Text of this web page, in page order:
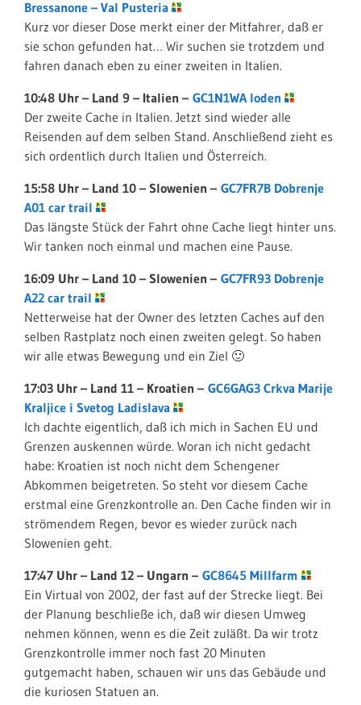
Bressanone – Val Pusteria
Kurz vor dieser Dose merkt einer der Mitfahrer, daß er
sie schon gefunden hat… Wir suchen sie trotzdem und
fahren danach eben zu einer zweiten in Italien.
10:48 Uhr – Land 9 – Italien – GC1N1WA loden
Der zweite Cache in Italien. Jetzt sind wieder alle
Reisenden auf dem selben Stand. Anschließend zieht es
sich ordentlich durch Italien und Österreich.
15:58 Uhr – Land 10 – Slowenien – GC7FR7B Dobrenje
A01 car trail
Das längste Stück der Fahrt ohne Cache liegt hinter uns.
Wir tanken noch einmal und machen eine Pause.
16:09 Uhr – Land 10 – Slowenien – GC7FR93 Dobrenje
A22 car trail
Netterweise hat der Owner des letzten Caches auf den
selben Rastplatz noch einen zweiten gelegt. So haben
wir alle etwas Bewegung und ein Ziel 🙂
17:03 Uhr – Land 11 – Kroatien – GC6GAG3 Crkva Marije
Kraljice i Svetog Ladislava
Ich dachte eigentlich, daß ich mich in Sachen EU und
Grenzen auskennen würde. Woran ich nicht gedacht
habe: Kroatien ist noch nicht dem Schengener
Abkommen beigetreten. So steht vor diesem Cache
erstmal eine Grenzkontrolle an. Den Cache finden wir in
strömendem Regen, bevor es wieder zurück nach
Slowenien geht.
17:47 Uhr – Land 12 – Ungarn – GC8645 Millfarm
Ein Virtual von 2002, der fast auf der Strecke liegt. Bei
der Planung beschließe ich, daß wir diesen Umweg
nehmen können, wenn es die Zeit zuläßt. Da wir trotz
Grenzkontrolle immer noch fast 20 Minuten
gutgemacht haben, schauen wir uns das Gebäude und
die kuriosen Statuen an.